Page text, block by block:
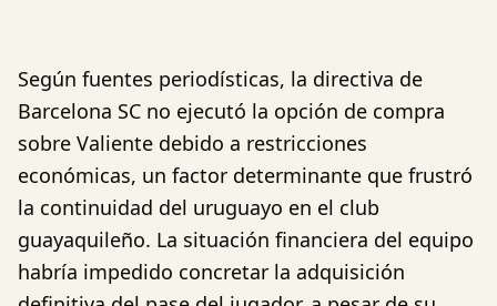
Según fuentes periodísticas, la directiva de
Barcelona SC no ejecutó la opción de compra
sobre Valiente debido a restricciones
económicas, un factor determinante que frustró
la continuidad del uruguayo en el club
guayaquileño. La situación financiera del equipo
habría impedido concretar la adquisición